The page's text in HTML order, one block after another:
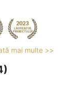
mai multe >>